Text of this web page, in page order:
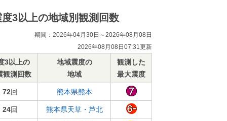
度3以上の地域別観測回数
期間：2026年04月30日～2026年08月08日
2026年08月08日07:31更新
3以上の
観測回数
地域震度の
地域
観測した
最大震度
72回 熊本県熊本
24回 熊本県天草・芦北